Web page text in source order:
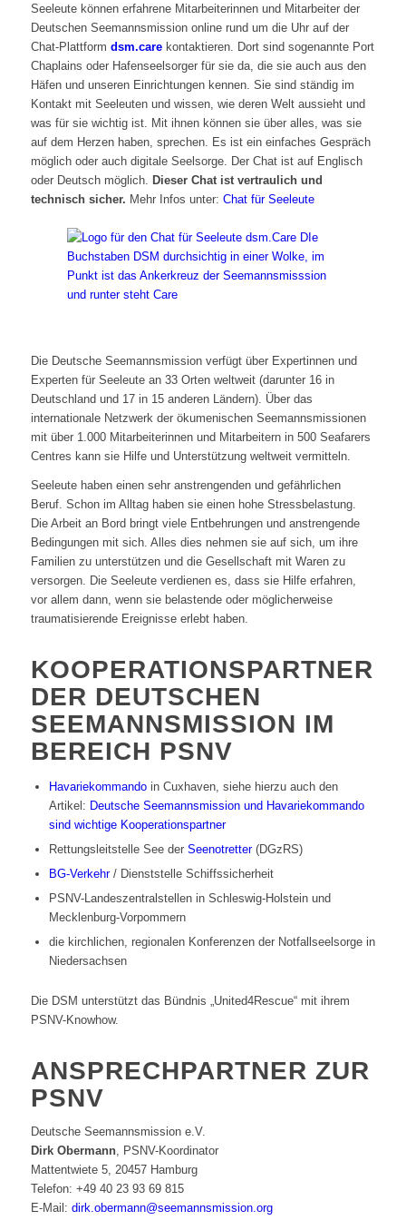
Seeleute können erfahrene Mitarbeiterinnen und Mitarbeiter der
Deutschen Seemannsmission online rund um die Uhr auf der
Chat-Plattform dsm.carekontaktieren. Dort sind sogenannte Port
Chaplains oder Hafenseelsorger für sie da, die sie auch aus den
Häfen und unseren Einrichtungen kennen. Sie sind ständig im
Kontakt mit Seeleuten und wissen, wie deren Welt aussieht und
was für sie wichtig ist. Mit ihnen können sie über alles, was sie
auf dem Herzen haben, sprechen. Es ist ein einfaches Gespräch
möglich oder auch digitale Seelsorge. Der Chat ist auf Englisch
oder Deutsch möglich. Dieser Chat ist vertraulich und
technisch sicher. Mehr Infos unter: Chat für Seeleute
Die Deutsche Seemannsmission verfügt über Expertinnen und
Experten für Seeleute an 33 Orten weltweit (darunter 16 in
Deutschland und 17 in 15 anderen Ländern). Über das
internationale Netzwerk der ökumenischen Seemannsmissionen
mit über 1.000 Mitarbeiterinnen und Mitarbeitern in 500 Seafarers
Centres kann sie Hilfe und Unterstützung weltweit vermitteln.
Seeleute haben einen sehr anstrengenden und gefährlichen
Beruf. Schon im Alltag haben sie einen hohe Stressbelastung.
Die Arbeit an Bord bringt viele Entbehrungen und anstrengende
Bedingungen mit sich. Alles dies nehmen sie auf sich, um ihre
Familien zu unterstützen und die Gesellschaft mit Waren zu
versorgen. Die Seeleute verdienen es, dass sie Hilfe erfahren,
vor allem dann, wenn sie belastende oder möglicherweise
traumatisierende Ereignisse erlebt haben.
KOOPERATIONSPARTNER
DER DEUTSCHEN
SEEMANNSMISSION IM
BEREICH PSNV
Havariekommandoin Cuxhaven, siehe hierzu auch den
Artikel: Deutsche Seemannsmission und Havariekommando
sind wichtige Kooperationspartner
Rettungsleitstelle See der Seenotretter(DGzRS)
BG-Verkehr/ Dienststelle Schiffssicherheit
PSNV-Landeszentralstellen in Schleswig-Holstein und
Mecklenburg-Vorpommern
die kirchlichen, regionalen Konferenzen der Notfallseelsorge in
Niedersachsen
Die DSM unterstützt das Bündnis „United4Rescue“ mit ihrem
PSNV-Knowhow.
ANSPRECHPARTNER ZUR
PSNV
Deutsche Seemannsmission e.V.
Dirk Obermann, PSNV-Koordinator
Mattentwiete 5, 20457 Hamburg
Telefon: +49 40 23 93 69 815
E-Mail: dirk.obermann@seemannsmission.org